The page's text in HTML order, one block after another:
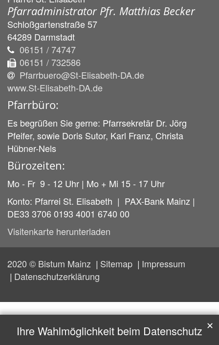
Pfarradministrator Pfr. Matthias Becker
Schloßgartenstraße 57
64289 Darmstadt
06151 / 74747
06151 / 732586
Pfarrbuero@St-Elisabeth-DA.de
www.St-Elisabeth-DA.de
Pfarrbüro:
Es begrüßen Sie gerne: Pfarrsekretär Dr. Jörg
Pfeifer, sowie Doris Sutor, Karl Franz, Christa
Hübner-Nels
Bürozeiten:
Mo - Fr 9 - 12 Uhr | Mo + Mi 15 - 17 Uhr
Konto: Pfarrei St. Elisabeth | PAX-Bank Mainz |
DE33 3706 0193 4001 6740 00
Visitenkarte herunterladen
2020 © Bistum Mainz Sitemap
Impressum
Datenschutzerklärung
Ihre Wahlmöglichkeit beim Datenschutz ✕